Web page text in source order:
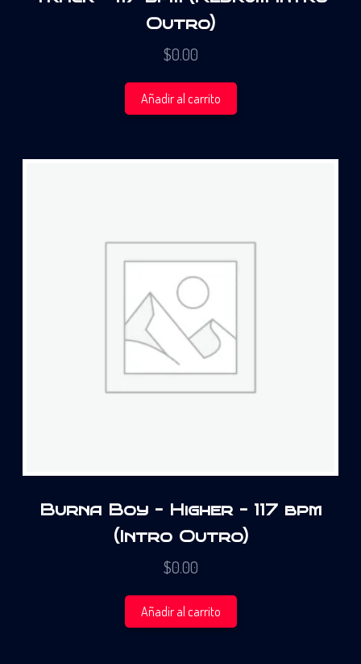
Outro)
$0.00
Añadir al carrito
Burna Boy – Higher – 117 bpm
(Intro Outro)
$0.00
Añadir al carrito